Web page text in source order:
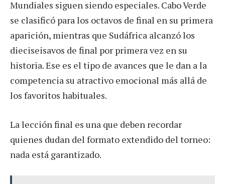
Mundiales siguen siendo especiales. Cabo Verde
se clasificó para los octavos de final en su primera
aparición, mientras que Sudáfrica alcanzó los
dieciseisavos de final por primera vez en su
historia. Ese es el tipo de avances que le dan a la
competencia su atractivo emocional más allá de
los favoritos habituales.
La lección final es una que deben recordar
quienes dudan del formato extendido del torneo:
nada está garantizado.